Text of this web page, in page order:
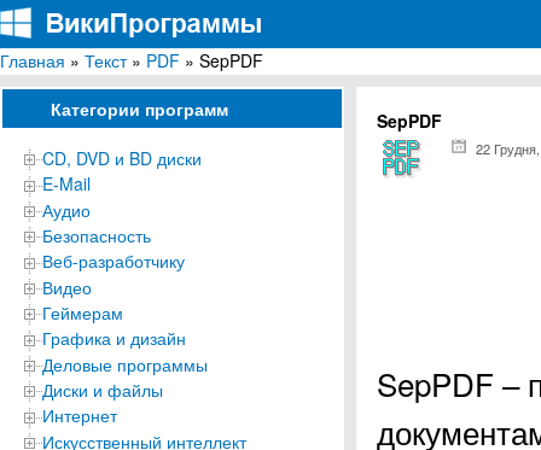
ВикиПрограммы
Энциклопедия бесплатных компьютерных программ для Windows
Главная » Текст» PDF » SepPDF
Категории программ
CD, DVD и BD диски
E-Mail
Аудио
Безопасность
Веб-разработчику
Видео
Геймерам
Графика и дизайн
Деловые программы
Диски и файлы
Интернет
Искусственный интеллект
SepPDF
22
SepPDF –